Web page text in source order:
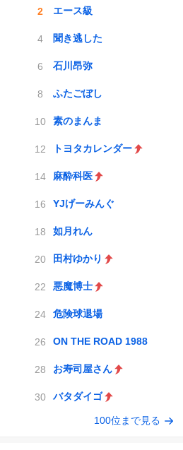
エース級
聞き逃した
石川昂弥
ふたごぼし
素のまんま
トヨタカレンダー
麻酔科医
YJげーみんぐ
如月れん
田村ゆかり
悪魔博士
危険球退場
ON THE ROAD 1988
お寿司屋さん
バタダイゴ
100位まで見る